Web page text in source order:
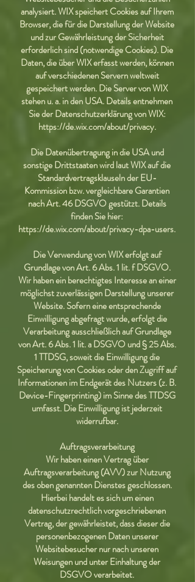
analysiert. WIX speichert Cookies auf Ihrem
Browser, die für die Darstellung der Website
und zur Gewährleistung der Sicherheit
erforderlich sind (notwendige Cookies). Die
Daten, die über WIX erfasst werden, können
auf verschiedenen Servern weltweit
gespeichert werden. Die Server von WIX
stehen u. a. in den USA. Details entnehmen
Sie der Datenschutzerklärung von WIX:
https://de.wix.com/about/privacy.
Die Datenübertragung in die USA und
sonstige Drittstaaten wird laut WIX auf die
Standardvertragsklauseln der EU-
Kommission bzw. vergleichbare Garantien
nach Art. 46 DSGVO gestützt. Details
finden Sie hier:
https://de.wix.com/about/privacy-dpa-users.
Die Verwendung von WIX erfolgt auf
Grundlage von Art. 6 Abs. 1 lit. f DSGVO.
Wir haben ein berechtigtes Interesse an einer
möglichst zuverlässigen Darstellung unserer
Website. Sofern eine entsprechende
Einwilligung abgefragt wurde, erfolgt die
Verarbeitung ausschließlich auf Grundlage
von Art. 6 Abs. 1 lit. a DSGVO und § 25 Abs.
1 TTDSG, soweit die Einwilligung die
Speicherung von Cookies oder den Zugriff auf
Informationen im Endgerät des Nutzers (z. B.
Device-Fingerprinting) im Sinne des TTDSG
umfasst. Die Einwilligung ist jederzeit
widerrufbar.
Auftragsverarbeitung
Wir haben einen Vertrag über
Auftragsverarbeitung (AVV) zur Nutzung
des oben genannten Dienstes geschlossen.
Hierbei handelt es sich um einen
datenschutzrechtlich vorgeschriebenen
Vertrag, der gewährleistet, dass dieser die
personenbezogenen Daten unserer
Websitebesucher nur nach unseren
Weisungen und unter Einhaltung der
DSGVO verarbeitet.